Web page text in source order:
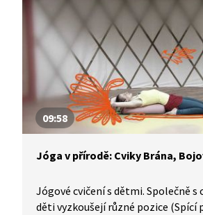
09:58
Jóga v přírodě: Cviky Brána,
Jógové cvičení s dětmi. Společně s
děti vyzkoušejí různé pozice (Spící